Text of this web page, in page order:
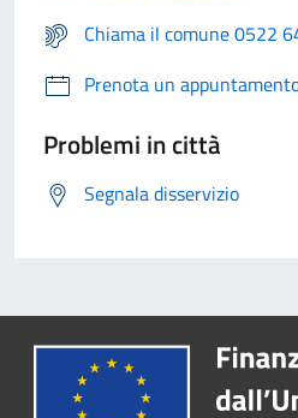
Chiama il comune 0522
Prenota un
Problemi in città
Segnala disservizio